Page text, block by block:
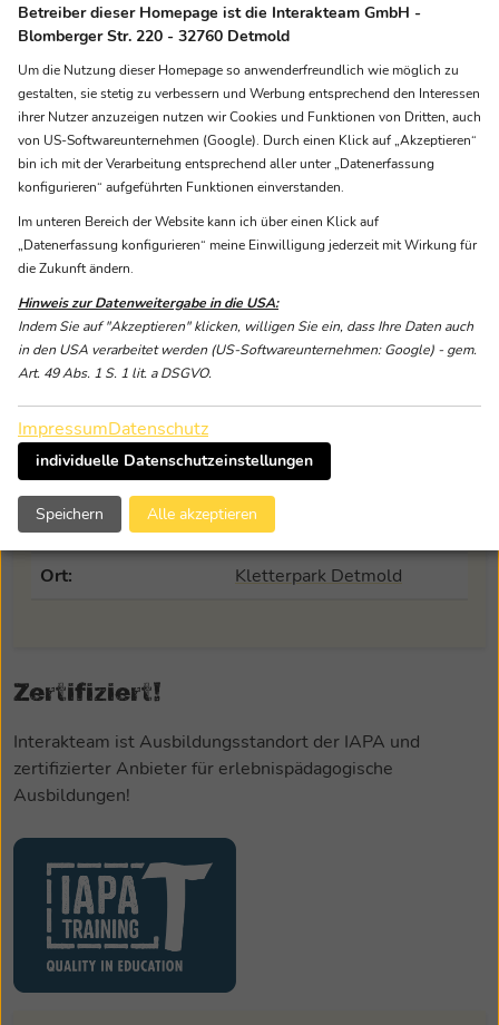
und Versicherungsschutz
technische Prüfung eines Seilgartens
Sachkunde Drahtseil und -endverbindung
Zur Ausbildung bitte ein Rettungsgerät und dreimal die
Sollte die mitgebrachte PSA nicht den erforderlichen
Normen entsprechen (siehe Infokasten links), besteht die
SCHULUNGS-TERMINE 2025
Termine:
(Mo-Fr)
Termine auf Anfrage
Teilnehmerzahl:
bis zu 15 Personen
Ort:
Kletterpark Detmold
Zertifiziert!
Interakteam ist Ausbildungsstandort der IAPA und
zertifizierter Anbieter für erlebnispädagogische
Ausbildungen!
Betreiber dieser Homepage ist die Interakteam GmbH -
Blomberger Str. 220 - 32760 Detmold
Um die Nutzung dieser Homepage so anwenderfreundlich wie möglich zu
gestalten, sie stetig zu verbessern und Werbung entsprechend den Interessen
ihrer Nutzer anzuzeigen nutzen wir Cookies und Funktionen von Dritten, auch
von US-Softwareunternehmen (Google). Durch einen Klick auf „Akzeptieren“
bin ich mit der Verarbeitung entsprechend aller unter „Datenerfassung
konfigurieren“ aufgeführten Funktionen einverstanden.
Im unteren Bereich der Website kann ich über einen Klick auf
„Datenerfassung konfigurieren“ meine Einwilligung jederzeit mit Wirkung für
die Zukunft ändern.
Hinweis zur Datenweitergabe in die USA:
Indem Sie auf "Akzeptieren" klicken, willigen Sie ein, dass Ihre Daten auch
in den USA verarbeitet werden (US-Softwareunternehmen: Google) - gem.
Art. 49 Abs. 1 S. 1 lit. a DSGVO.
ImpressumDatenschutz
individuelle Datenschutzeinstellungen
Speichern Alle akzeptieren